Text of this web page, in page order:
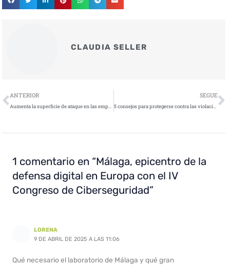
CLAUDIA SELLER
Ant
ANTERIOR
Aumenta la superficie de ataque en las empresas: así actúa un ciberdelincuente en el entorno digital actual
SEGUE
5 consejos para protegerse contra las violaciones de datos vinculados al robo de identidad
1 comentario en “Málaga, epicentro de la
defensa digital en Europa con el IV
Congreso de Ciberseguridad”
LORENA
9 DE ABRIL DE 2025 A LAS 11:06
Qué necesario el laboratorio de Málaga y qué gran